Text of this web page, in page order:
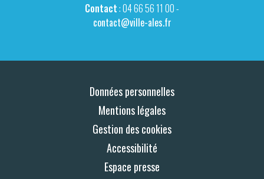
Contact: 04 66 56 11 00 -
contact@ville-ales.fr
Données personnelles
Mentions légales
Gestion des cookies
Accessibilité
Espace presse